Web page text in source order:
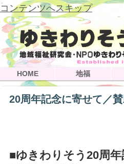
コンテンツへスキップ
HOME 地福
20周年記念に寄せて／
■ゆきわりそう20周